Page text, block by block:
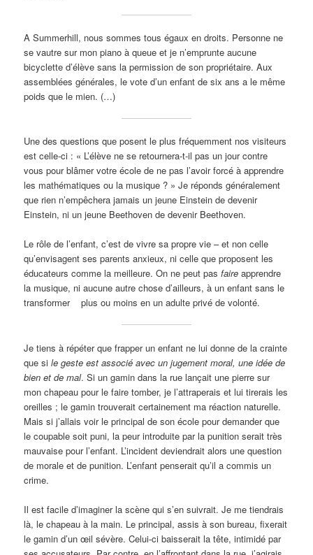
A Summerhill, nous sommes tous égaux en droits. Personne ne
se vautre sur mon piano à queue et je n’emprunte aucune
bicyclette d’élève sans la permission de son propriétaire. Aux
assemblées générales, le vote d’un enfant de six ans a le même
poids que le mien. (…)
Une des questions que posent le plus fréquemment nos visiteurs
est celle-ci : « L’élève ne se retournera-t-il pas un jour contre
vous pour blâmer votre école de ne pas l’avoir forcé à apprendre
les mathématiques ou la musique ? » Je réponds généralement
que rien n’empêchera jamais un jeune Einstein de devenir
Einstein, ni un jeune Beethoven de devenir Beethoven.
Le rôle de l’enfant, c’est de vivre sa propre vie – et non celle
qu’envisagent ses parents anxieux, ni celle que proposent les
éducateurs comme la meilleure. On ne peut pasfaire apprendre
la musique, ni aucune autre chose d’ailleurs, à un enfant sans le
transformer plus ou moins en un adulte privé de volonté.
Je tiens à répéter que frapper un enfant ne lui donne de la crainte
que sile geste est associé avec un jugement moral, une idée de
bien et de mal. Si un gamin dans la rue lançait une pierre sur
mon chapeau pour le faire tomber, je l’attraperais et lui tirerais les
oreilles ; le gamin trouverait certainement ma réaction naturelle.
Mais si j’allais voir le principal de son école pour demander que
le coupable soit puni, la peur introduite par la punition serait très
mauvaise pour l’enfant. L’incident deviendrait alors une question
de morale et de punition. L’enfant penserait qu’il a commis un
crime.
Il est facile d’imaginer la scène qui s’en suivrait. Je me tiendrais
là, le chapeau à la main. Le principal, assis à son bureau, fixerait
le gamin d’un œil sévère. Celui-ci baisserait la tête, intimidé par